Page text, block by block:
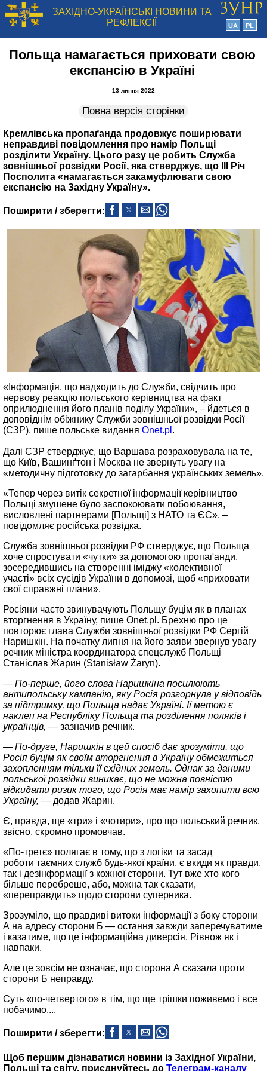
ЗАХІДНО-УКРАЇНСЬКІ НОВИНИ ТА
РЕФЛЕКСІЇ
UA PL
Польща намагається приховати свою
експансію в Україні
13 липня 2022
Повна версія сторінки
Кремлівська пропаґанда продовжує поширювати
неправдиві повідомлення про намір Польщі
розділити Україну. Цього разу це робить Служба
зовнішньої розвідки Росії, яка стверджує, що ІІІ Річ
Посполита «намагається закамуфлювати свою
експансію на Західну Україну».
Поширити / зберегти:
«Інформація, що надходить до Служби, свідчить про
нервову реакцію польського керівництва на факт
оприлюднення його планів поділу України», – йдеться в
доповіднім обіжнику Служби зовнішньої розвідки Росії
(СЗР), пише польське видання Оnet.pl .
Далі СЗР стверджує, що Варшава розраховувала на те,
що Київ, Вашинґтон і Москва не звернуть увагу на
«методичну підготовку до загарбання українських земель».
«Тепер через витік секретної інформації керівництво
Польщі змушене було заспокоювати побоювання,
висловлені партнерами [Польщі] з НАТО та ЄС», –
повідомляє російська розвідка.
Служба зовнішньої розвідки РФ стверджує, що Польща
хоче спростувати «чутки» за допомогою пропаґанди,
зосередившись на створенні іміджу «колективної
участі» всіх сусідів України в допомозі, щоб «приховати
свої справжні плани».
Росіяни часто звинувачують Польщу буцім як в планах
вторгнення в Україну, пише Onet.pl. Брехню про це
повторює глава Служби зовнішньої розвідки РФ Сергій
Наришкін. На початку липня на його заяви звернув увагу
речник міністра координатора спецслужб Польщі
Станіслав Жарин (Stanisław Żaryn).
— По-перше, його слова Наришкіна посилюють
антипольську кампанію, яку Росія розгорнула у відповідь
за підтримку, що Польща надає Україні. Її метою є
наклеп на Республіку Польща та розділення поляків і
українців, — зазначив речник.
— По-друге, Наришкін в цей спосіб дає зрозуміти, що
Росія буцім як своїм вторгнення в Україну обмежиться
захопленням тільки її східних земель. Однак за даними
польської розвідки виникає, що не можна повністю
відкидати ризик того, що Росія має намір захопити всю
Україну, — додав Жарин.
Є, правда, ще «три» і «чотири», про що польський речник,
звісно, скромно промовчав.
«По-третє» полягає в тому, що з логіки та засад
роботи таємних служб будь-якої країни, є вкиди як правди,
так і дезінформації з кожної сторони. Тут вже хто кого
більше перебреше, або, можна так сказати,
«переправдить» щодо сторони суперника.
Зрозуміло, що правдиві витоки інформації з боку сторони
А на адресу сторони Б — остання завжди заперечуватиме
і казатиме, що це інформаційна диверсія. Рівнож як і
навпаки.
Але це зовсім не означає, що сторона А сказала проти
сторони Б неправду.
Суть «по-четвертого» в тім, що ще трішки поживемо і все
побачимо....
Поширити / зберегти:
Щоб першим дізнаватися новини із Західної України,
Польщі та світу, приєднуйтесь до Телеграм-каналу